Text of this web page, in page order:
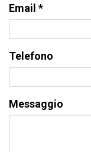
Email *
Telefono
Messaggio